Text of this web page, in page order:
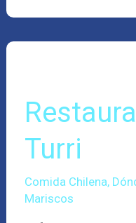
Turri
Comida Chilena,
Mariscos